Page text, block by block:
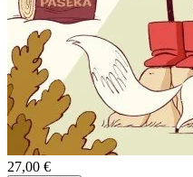
27,00 €